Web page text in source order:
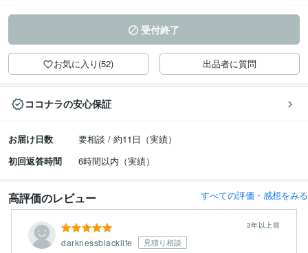
受付終了
お気に入り(52) 出品者に質問
ココナラの安心保証
お届け日数
要相談 / 約11日（実績）
初回返答時間
6時間以内（実績）
高評価のレビュー すべての評価・感想をみる
darknessblacklife 見積り相談
3年以上前